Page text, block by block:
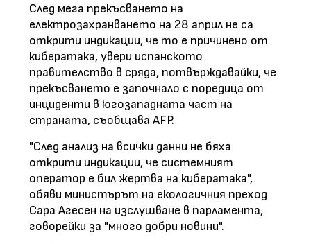
След мега прекъсването на
електрозахранването на 28 април не са
открити индикации, че то е причинено от
кибератака, увери испанското
правителство в сряда, потвърждавайки, че
прекъсването е започнало с поредица от
инциденти в югозападната част на
страната, съобщава AFP.
"След анализ на всички данни не бяха
открити индикации, че системният
оператор е бил жертва на кибератака",
обяви министърът на екологичния преход
Сара Агесен на изслушване в парламента,
говорейки за "много добри новини".